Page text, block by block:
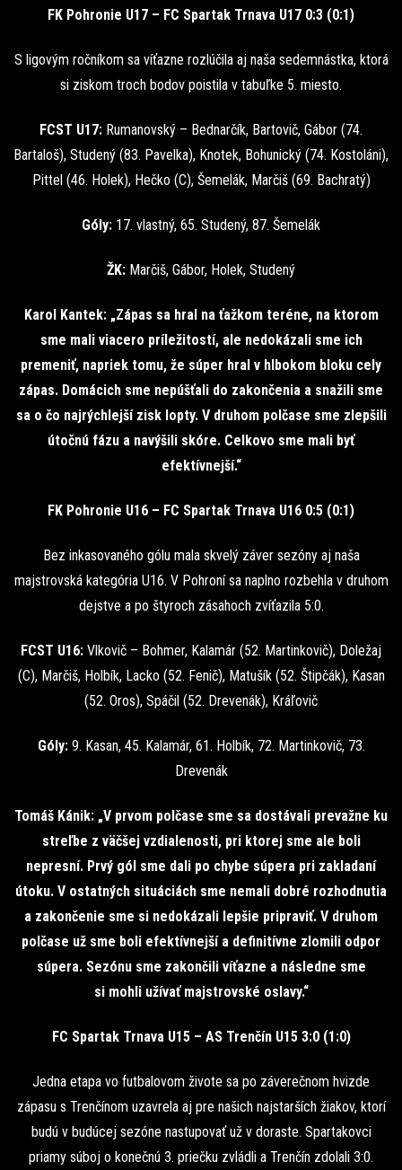
FK Pohronie U17 – FC Spartak Trnava U17 0:3 (0:1)
S ligovým ročníkom sa víťazne rozlúčila aj naša sedemnástka, ktorá
si ziskom troch bodov poistila v tabuľke 5. miesto.
FCST U17: Rumanovský – Bednarčík, Bartovič, Gábor (74.
Bartaloš), Studený (83. Pavelka), Knotek, Bohunický (74. Kostoláni),
Pittel (46. Holek), Hečko (C), Šemelák, Marčiš (69. Bachratý)
Góly: 17. vlastný, 65. Studený, 87. Šemelák
ŽK: Marčiš, Gábor, Holek, Studený
Karol Kantek: „Zápas sa hral na ťažkom teréne, na ktorom
sme mali viacero príležitostí, ale nedokázali sme ich
premeniť, napriek tomu, že súper hral v hlbokom bloku cely
zápas. Domácich sme nepúšťali do zakončenia a snažili sme
sa o čo najrýchlejší zisk lopty. V druhom polčase sme zlepšili
útočnú fázu a navýšili skóre. Celkovo sme mali byť
efektívnejší.“
FK Pohronie U16 – FC Spartak Trnava U16 0:5 (0:1)
Bez inkasovaného gólu mala skvelý záver sezóny aj naša
majstrovská kategória U16. V Pohroní sa naplno rozbehla v druhom
dejstve a po štyroch zásahoch zvíťazila 5:0.
FCST U16: Vlkovič – Bohmer, Kalamár (52. Martinkovič), Doležaj
(C), Marčiš, Holbík, Lacko (52. Fenič), Matušík (52. Štipčák), Kasan
(52. Oros), Spáčil (52. Drevenák), Kráľovič
Góly: 9. Kasan, 45. Kalamár, 61. Holbík, 72. Martinkovič, 73.
Drevenák
Tomáš Kánik: „V prvom polčase sme sa dostávali prevažne ku
streľbe z väčšej vzdialenosti, pri ktorej sme ale boli
nepresní. Prvý gól sme dali po chybe súpera pri zakladaní
útoku. V ostatných situáciách sme nemali dobré rozhodnutia
a zakončenie sme si nedokázali lepšie pripraviť. V druhom
polčase už sme boli efektívnejší a definitívne zlomili odpor
súpera. Sezónu sme zakončili víťazne a následne sme
si mohli užívať majstrovské oslavy.“
FC Spartak Trnava U15 – AS Trenčín U15 3:0 (1:0)
Jedna etapa vo futbalovom živote sa po záverečnom hvizde
zápasu s Trenčínom uzavrela aj pre našich najstarších žiakov, ktorí
budú v budúcej sezóne nastupovať už v doraste. Spartakovci
priamy súboj o konečnú 3. priečku zvládli a Trenčín zdolali 3:0.